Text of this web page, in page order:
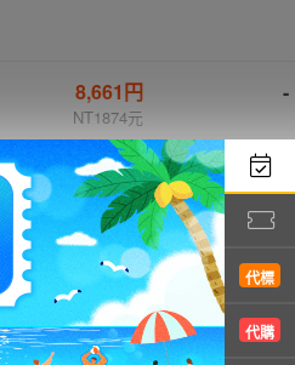
代標
代購
8,661円
NT1874元
-
6,250円
NT1352元